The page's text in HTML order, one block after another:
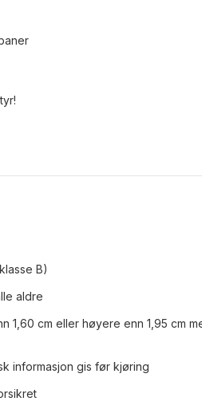
B)
aldre
1,60 cm eller høyere enn 1,95 cm
informasjon gis før kjøring